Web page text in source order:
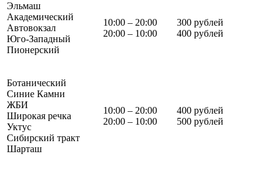
Эльмаш
Академический
Автовокзал
Юго-Западный
Пионерский
10:00 – 20:00
20:00 – 10:00
300 рублей
400 рублей
Ботанический
Синие Камни
ЖБИ
Широкая речка
Уктус
Сибирский тракт
Шарташ
10:00 – 20:00
20:00 – 10:00
400 рублей
500 рублей